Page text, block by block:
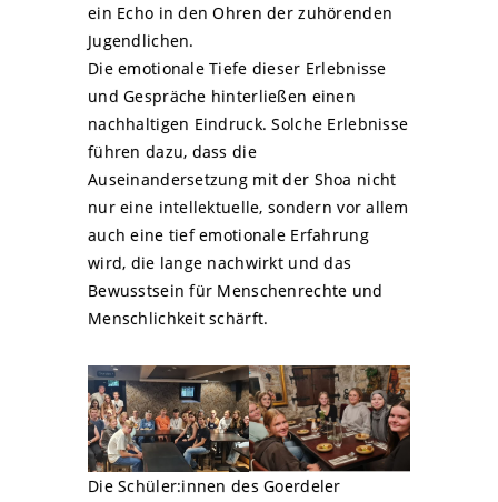
ein Echo in den Ohren der zuhörenden
Jugendlichen.
Die emotionale Tiefe dieser Erlebnisse
und Gespräche hinterließen einen
nachhaltigen Eindruck. Solche Erlebnisse
führen dazu, dass die
Auseinandersetzung mit der Shoa nicht
nur eine intellektuelle, sondern vor allem
auch eine tief emotionale Erfahrung
wird, die lange nachwirkt und das
Bewusstsein für Menschenrechte und
Menschlichkeit schärft.
Die Schüler:innen des Goerdeler